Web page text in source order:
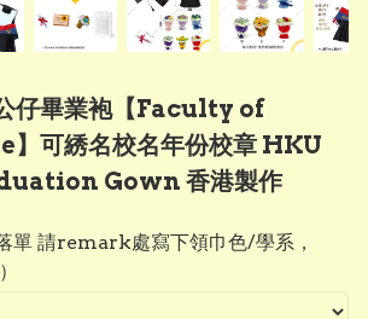
仔畢業袍【Faculty of
可綉名校名年份校章 HKU
Gown 香港製作
單 請remark處寫下領巾色/學系，